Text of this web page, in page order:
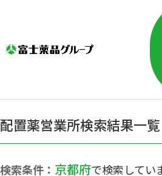
ホーム 事業・ブランド紹介 配置薬販売事業
配置薬営業所検索
配置薬営業所検索結果一覧
検索条件： 京都府で検索してい